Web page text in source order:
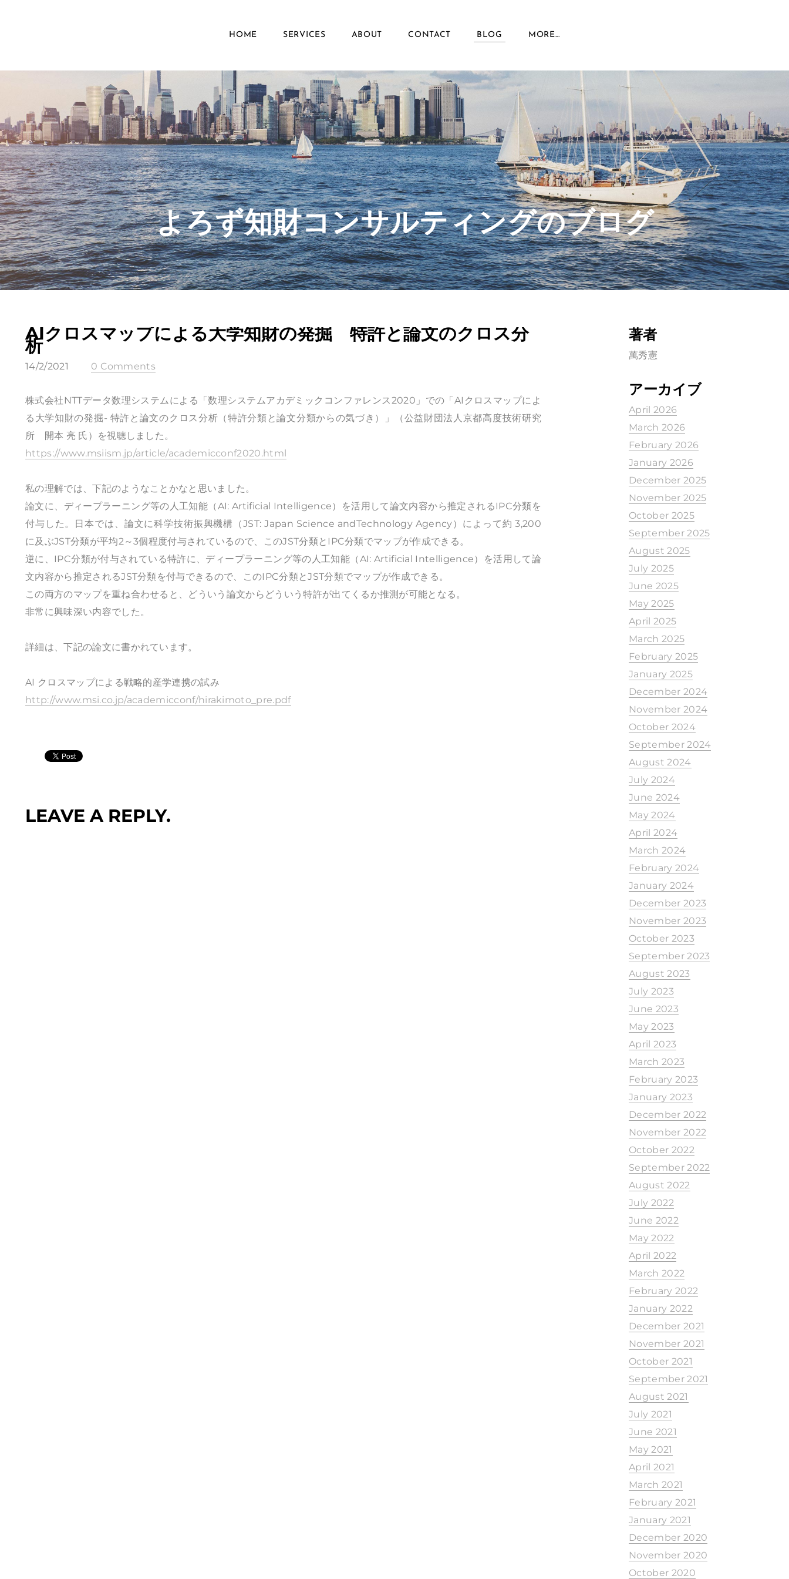
HOME SERVICES ABOUT CONTACT BLOG MORE...
​よろず知財コンサルティングのブログ
AIクロスマップによる大学知財の発掘 特許と論文のクロス分
析
14/2/2021 0 Comments
株式会社NTTデータ数理システムによる「数理システムアカデミックコンファレンス2020」での「AIクロスマップによ
る大学知財の発掘- 特許と論文のクロス分析（特許分類と論文分類からの気づき）」（公益財団法人京都高度技術研究
所 開本 亮 氏）を視聴しました。
https://www.msiism.jp/article/academicconf2020.html
私の理解では、下記のようなことかなと思いました。
論文に、ディープラーニング等の人工知能（AI: Artificial Intelligence）を活用して論文内容から推定されるIPC分類を
付与した。日本では、論文に科学技術振興機構（JST: Japan Science andTechnology Agency）によって約 3,200
に及ぶJST分類が平均2～3個程度付与されているので、このJST分類とIPC分類でマップが作成できる。
逆に、IPC分類が付与されている特許に、ディープラーニング等の人工知能（AI: Artificial Intelligence）を活用して論
文内容から推定されるJST分類を付与できるので、このIPC分類とJST分類でマップが作成できる。
この両方のマップを重ね合わせると、どういう論文からどういう特許が出てくるか推測が可能となる。
非常に興味深い内容でした。
詳細は、下記の論文に書かれています。
AI クロスマップによる戦略的産学連携の試み
http://www.msi.co.jp/academicconf/hirakimoto_pre.pdf
LEAVE A REPLY.
著者
萬秀憲
アーカイブ
April 2026
March 2026
February 2026
January 2026
December 2025
November 2025
October 2025
September 2025
August 2025
July 2025
June 2025
May 2025
April 2025
March 2025
February 2025
January 2025
December 2024
November 2024
October 2024
September 2024
August 2024
July 2024
June 2024
May 2024
April 2024
March 2024
February 2024
January 2024
December 2023
November 2023
October 2023
September 2023
August 2023
July 2023
June 2023
May 2023
April 2023
March 2023
February 2023
January 2023
December 2022
November 2022
October 2022
September 2022
August 2022
July 2022
June 2022
May 2022
April 2022
March 2022
February 2022
January 2022
December 2021
November 2021
October 2021
September 2021
August 2021
July 2021
June 2021
May 2021
April 2021
March 2021
February 2021
January 2021
December 2020
November 2020
October 2020